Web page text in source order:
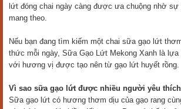
lứt đóng chai ngày càng được ưa chuộng nhờ
mang theo.
Nếu bạn đang tìm kiếm một chai sữa gạo lứt
thức mỗi ngày, Sữa Gạo Lứt Mekong Xanh là lựa
với hương vị được tạo nên từ gạo lứt huyết rồng.
Vì sao sữa gạo lứt được nhiều người yêu
Sữa gạo lứt có hương thơm dịu của gạo rang